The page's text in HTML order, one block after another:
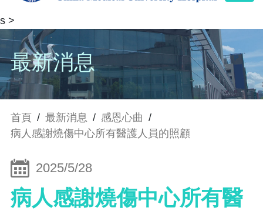
s >
最新消息
首頁 / 最新消息 / 感恩心曲 /
病人感謝燒傷中心所有醫護人員的照顧
2025/5/28
病人感謝燒傷中心所有醫